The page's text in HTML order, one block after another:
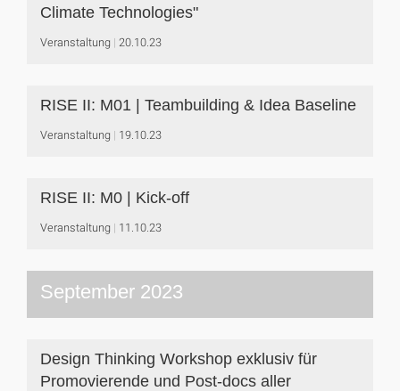
Climate Technologies"
Veranstaltung 20.10.23
RISE II: M01 | Teambuilding & Idea Baseline
Veranstaltung 19.10.23
RISE II: M0 | Kick-off
Veranstaltung 11.10.23
September 2023
Design Thinking Workshop exklusiv für
Promovierende und Post-docs aller